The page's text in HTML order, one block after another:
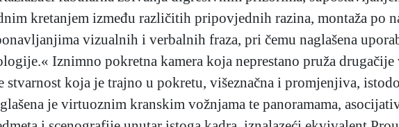
kretanjem između različitih pripovjednih razina, montaža po
vizualnih i verbalnih fraza, pri čemu naglašena
Iznimno pokretna kamera koja neprestano pruža
koja je trajno u pokretu, višeznačna i promjenjiva,
je virtuoznim kranskim vožnjama te panoramama,